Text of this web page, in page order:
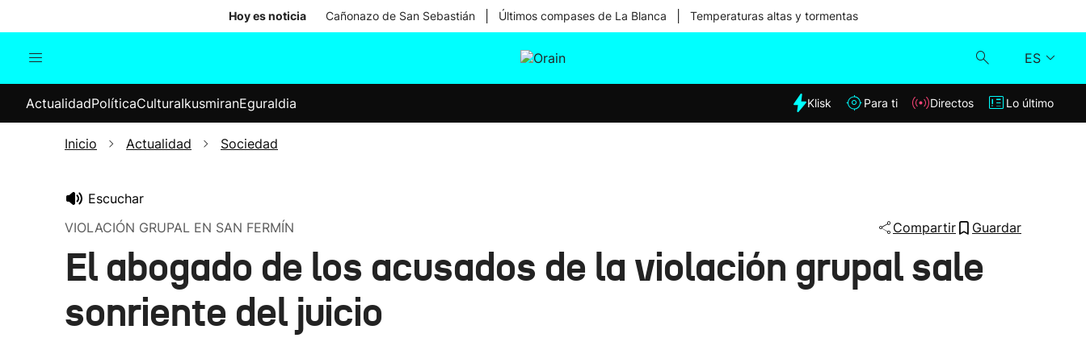
Hoy es noticia Cañonazo de San Sebastián Últimos compases de La Blanca Temperaturas altas y tormentas
ES
Internacional
Elecciones
Klisk
ActualidadPolíticaCulturaIkusmiranEguraldia Klisk Para ti Directos Lo último
Inicio Actualidad Sociedad
Escuchar
VIOLACIÓN GRUPAL EN SAN FERMÍN
Compartir Guardar
El abogado de los acusados de la violación grupal sale
sonriente del juicio